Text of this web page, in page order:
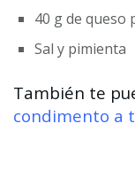
40 g de queso
Sal y pimienta
También te
condimento a